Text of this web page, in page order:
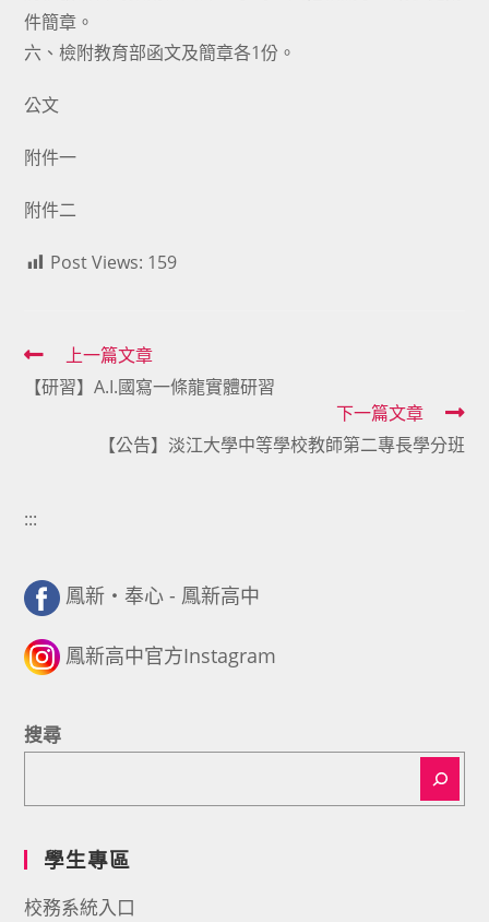
件簡章。
六、檢附教育部函文及簡章各1份。
公文
附件一
附件二
Post Views: 159
Read
more
上一篇文章
【研習】A.I.國寫一條龍實體研習
下一篇文章
【公告】淡江大學中等學校教師第二專長學分班
:::
鳳新・奉心 - 鳳新高中
鳳新高中官方Instagram
搜尋
學生專區
校務系統入口